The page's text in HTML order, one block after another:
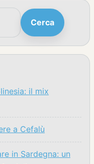
Cerca
il mix
a Cefalù
in Sardegna: un